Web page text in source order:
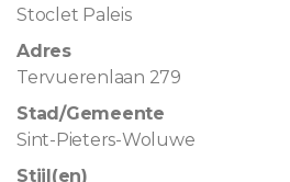
Stoclet Paleis
Adres
Tervuerenlaan 279
Stad/Gemeente
Sint-Pieters-Woluwe
Stijl(en)